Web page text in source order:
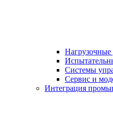
Нагрузочные
Системы
Сервис и
Интеграция